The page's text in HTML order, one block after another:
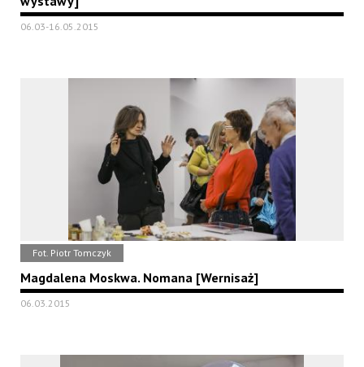
06.03-16.05.2015
Fot. Piotr Tomczyk
Magdalena Moskwa. Nomana [Wernisaż]
06.03.2015